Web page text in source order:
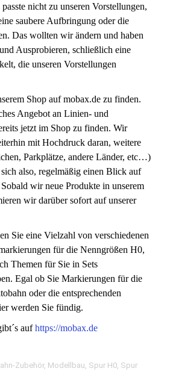
nicht zu unseren Vorstellungen,
saubere Aufbringung oder die
Das wollten wir ändern und haben
Ausprobieren, schließlich eine
die unseren Vorstellungen
Shop auf mobax.de zu finden.
Angebot an Linien- und
jetzt im Shop zu finden. Wir
mit Hochdruck daran, weitere
Parkplätze, andere Länder, etc…)
also, regelmäßig einen Blick auf
wir neue Produkte in unserem
wir darüber sofort auf unserer
Sie eine Vielzahl von verschiedenen
für die Nenngrößen H0,
Themen für Sie in Sets
Egal ob Sie Markierungen für die
oder die entsprechenden
werden Sie fündig.
aufhttps://mobax.de
Zubehör, Modellbau, Spur H0, Spur